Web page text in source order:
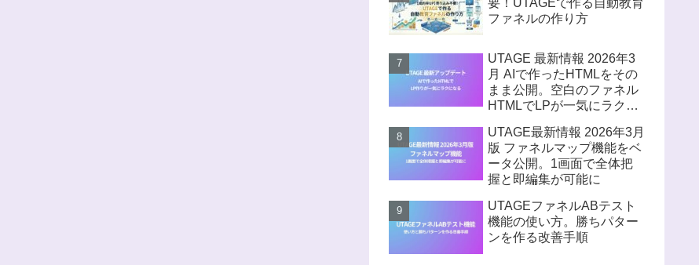
要！UTAGEで作る自動教育
ファネルの作り方
UTAGE 最新情報 2026年3
月 AIで作ったHTMLをその
まま公開。空白のファネル
HTMLでLPが一気にラクに
UTAGE最新情報 2026年3月
版 ファネルマップ機能をベ
ータ公開。1画面で全体把
握と即編集が可能に
UTAGEファネルABテスト
機能の使い方。勝ちパター
ンを作る改善手順